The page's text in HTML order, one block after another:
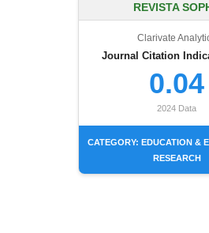
REVISTA
Clarivate
Journal Citation
0.04
2024 Data
CATEGORY: EDUCATION &
RESEARCH